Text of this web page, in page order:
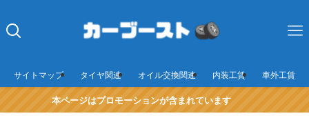
サイトマップ タイヤ関連 オイル交換関連 内装工賃 車外工賃
本ページはプロモーションが含まれています